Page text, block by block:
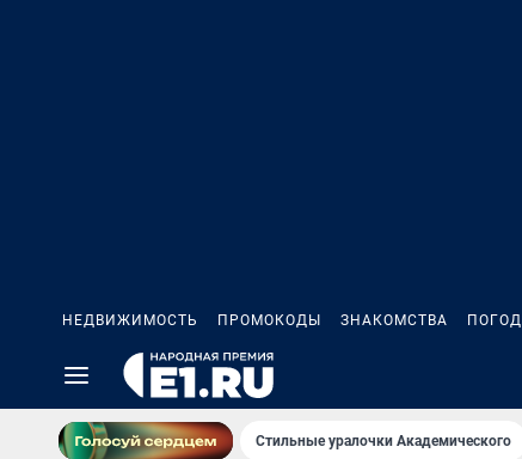
НЕДВИЖИМОСТЬ ПРОМОКОДЫ ЗНАКОМСТВА
Стильные уралочки Академического